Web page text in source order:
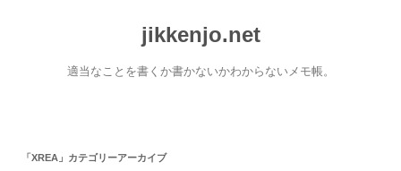
jikkenjo.net
適当なことを書くか書かないかわからないメモ帳。
「XREA 」カテゴリーアーカイブ